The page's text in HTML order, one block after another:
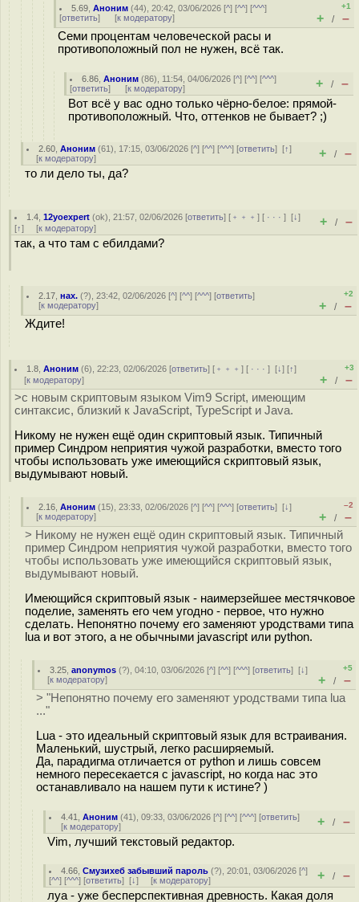
5.69 ,Аноним (44), 20:42, 03/06/2026 [^] [^^] [^^^]
[ответить] [к модератору]
+1
+ / –
Семи процентам человеческой расы и
противоположный пол не нужен, всё так.
6.86 ,Аноним (86), 11:54, 04/06/2026 [^] [^^] [^^^]
[ответить] [к модератору] + / –
Вот всё у вас одно только чёрно-белое: прямой-
противоположный. Что, оттенков не бывает? ;)
2.60 ,Аноним (61), 17:15, 03/06/2026 [^] [^^] [^^^] [ответить][↑]
[к модератору] + / –
то ли дело ты, да?
1.4 ,12yoexpert (ok), 21:57, 02/06/2026 [ответить] [ ﹢﹢﹢] [ · · ·][↓]
[↑] [к модератору] + / –
так, а что там с ебилдами?
2.17 ,нах. (?), 23:42, 02/06/2026 [^] [^^] [^^^] [ответить]
[к модератору]
+2
+ / –
Ждите!
1.8 ,Аноним (6), 22:23, 02/06/2026 [ответить] [ ﹢﹢﹢] [ · · ·][↓] [↑]
[к модератору]
+3
+ / –
>с новым скриптовым языком Vim9 Script, имеющим
синтаксис, близкий к JavaScript, TypeScript и Java.
Никому не нужен ещё один скриптовый язык. Типичный
пример Синдром неприятия чужой разработки, вместо того
чтобы использовать уже имеющийся скриптовый язык,
выдумывают новый.
2.16 ,Аноним (15), 23:33, 02/06/2026 [^] [^^] [^^^] [ответить][↓]
[к модератору]
–2
+ / –
> Никому не нужен ещё один скриптовый язык. Типичный
пример Синдром неприятия чужой разработки, вместо того
чтобы использовать уже имеющийся скриптовый язык,
выдумывают новый.
Имеющийся скриптовый язык - наимерзейшее местячковое
поделие, заменять его чем угодно - первое, что нужно
сделать. Непонятно почему его заменяют уродствами типа
lua и вот этого, а не обычными javascript или python.
3.25 ,anonymos (?), 04:10, 03/06/2026 [^] [^^] [^^^] [ответить][↓]
[к модератору]
+5
+ / –
> "Непонятно почему его заменяют уродствами типа lua
..."
Lua - это идеальный скриптовый язык для встраивания.
Маленький, шустрый, легко расширяемый.
Да, парадигма отличается от python и лишь совсем
немного пересекается с javascript, но когда нас это
останавливало на нашем пути к истине? )
4.41 ,Аноним (41), 09:33, 03/06/2026 [^] [^^] [^^^] [ответить]
[к модератору] + / –
Vim, лучший текстовый редактор.
4.66 ,Смузихеб забывший пароль (?), 20:01, 03/06/2026 [^]
[^^] [^^^] [ответить] [↓] [к модератору] + / –
луа - уже бесперспективная древность. Какая доля